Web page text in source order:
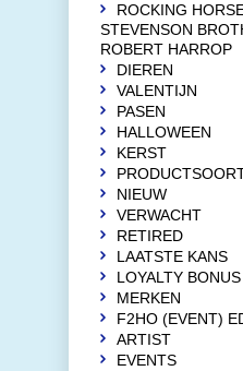
ROCKING
STEVENSON
ROBERT HARROP
DIEREN
VALENTIJN
PASEN
HALLOWEEN
KERST
NIEUW
VERWACHT
RETIRED
LAATSTE KANS
LOYALTY
MERKEN
F2HO (EVENT)
ARTIST
EVENTS